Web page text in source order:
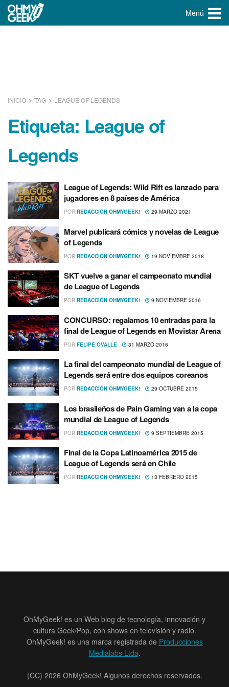
Menú
INICIO TAG LEAGUE OF LEGENDS
Etiqueta: League of
Legends
League of Legends: Wild Rift es lanzado para
jugadores en 8 países de América
POR REDACCIÓN OHMYGEEK! 29 MARZO 2021
Marvel publicará cómics y novelas de League
of Legends
POR REDACCIÓN OHMYGEEK! 19 NOVIEMBRE 2018
SKT vuelve a ganar el campeonato mundial
de League of Legends
POR REDACCIÓN OHMYGEEK! 9 NOVIEMBRE 2016
CONCURSO: regalamos 10 entradas para la
final de League of Legends en Movistar Arena
POR FELIPE OVALLE 31 MARZO 2016
La final del campeonato mundial de League of
Legends será entre dos equipos coreanos
POR REDACCIÓN OHMYGEEK! 29 OCTUBRE 2015
Los brasileños de Pain Gaming van a la copa
mundial de League of Legends
POR REDACCIÓN OHMYGEEK! 9 SEPTIEMBRE 2015
Final de la Copa Latinoamérica 2015 de
League of Legends será en Chile
POR REDACCIÓN OHMYGEEK! 13 FEBRERO 2015
OhMyGeek! es un Web blog de tecnología, innovación y
cultura Geek/Pop, con shows en televisión y radio.
OhMyGeek! es una marca registrada de Producciones
Medialabs Ltda.
(CC) 2026 OhMyGeek! Algunos derechos reservados.